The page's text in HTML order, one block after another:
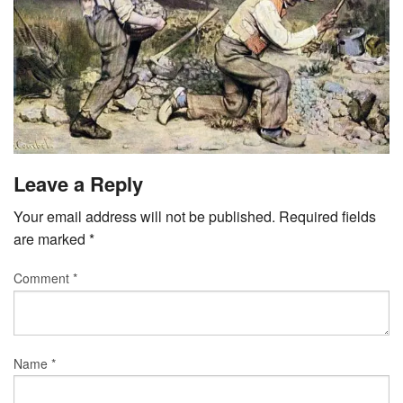
टीवी समीक्षा
फिल्म समीक्षा
Leave a Reply
Your email address will not be published. Required fields
are marked *
Comment *
Name *